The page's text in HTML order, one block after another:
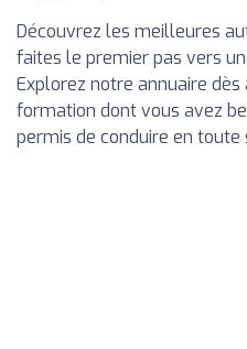
Découvrez les meilleures
faites le premier pas vers
Explorez notre annuaire
formation dont vous avez
permis de conduire en toute